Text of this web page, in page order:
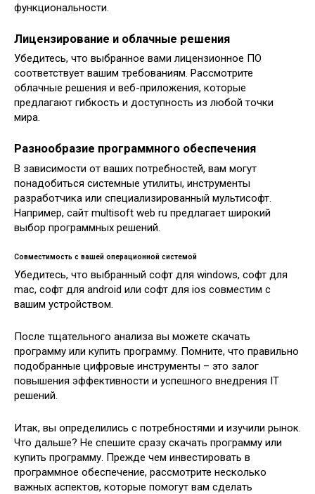
функциональности.
Лицензирование и облачные решения
Убедитесь, что выбранное вами лицензионное ПО
соответствует вашим требованиям. Рассмотрите
облачные решения и веб-приложения, которые
предлагают гибкость и доступность из любой точки
мира.
Разнообразие программного обеспечения
В зависимости от ваших потребностей, вам могут
понадобиться системные утилиты, инструменты
разработчика или специализированный мультисофт.
Например, сайт multisoft web ru предлагает широкий
выбор программных решений.
Совместимость с вашей операционной системой
Убедитесь, что выбранный софт для windows, софт для
mac, софт для android или софт для ios совместим с
вашим устройством.
После тщательного анализа вы можете скачать
программу или купить программу. Помните, что правильно
подобранные цифровые инструменты – это залог
повышения эффективности и успешного внедрения IT
решений.
Итак, вы определились с потребностями и изучили рынок.
Что дальше? Не спешите сразу скачать программу или
купить программу. Прежде чем инвестировать в
программное обеспечение, рассмотрите несколько
важных аспектов, которые помогут вам сделать